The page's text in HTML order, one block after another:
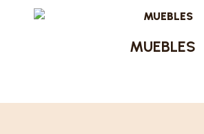
MUEBLES